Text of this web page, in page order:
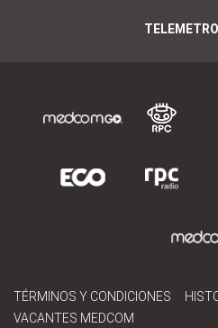
TÉRMINOS Y CONDICIONES
VACANTES MEDCOM